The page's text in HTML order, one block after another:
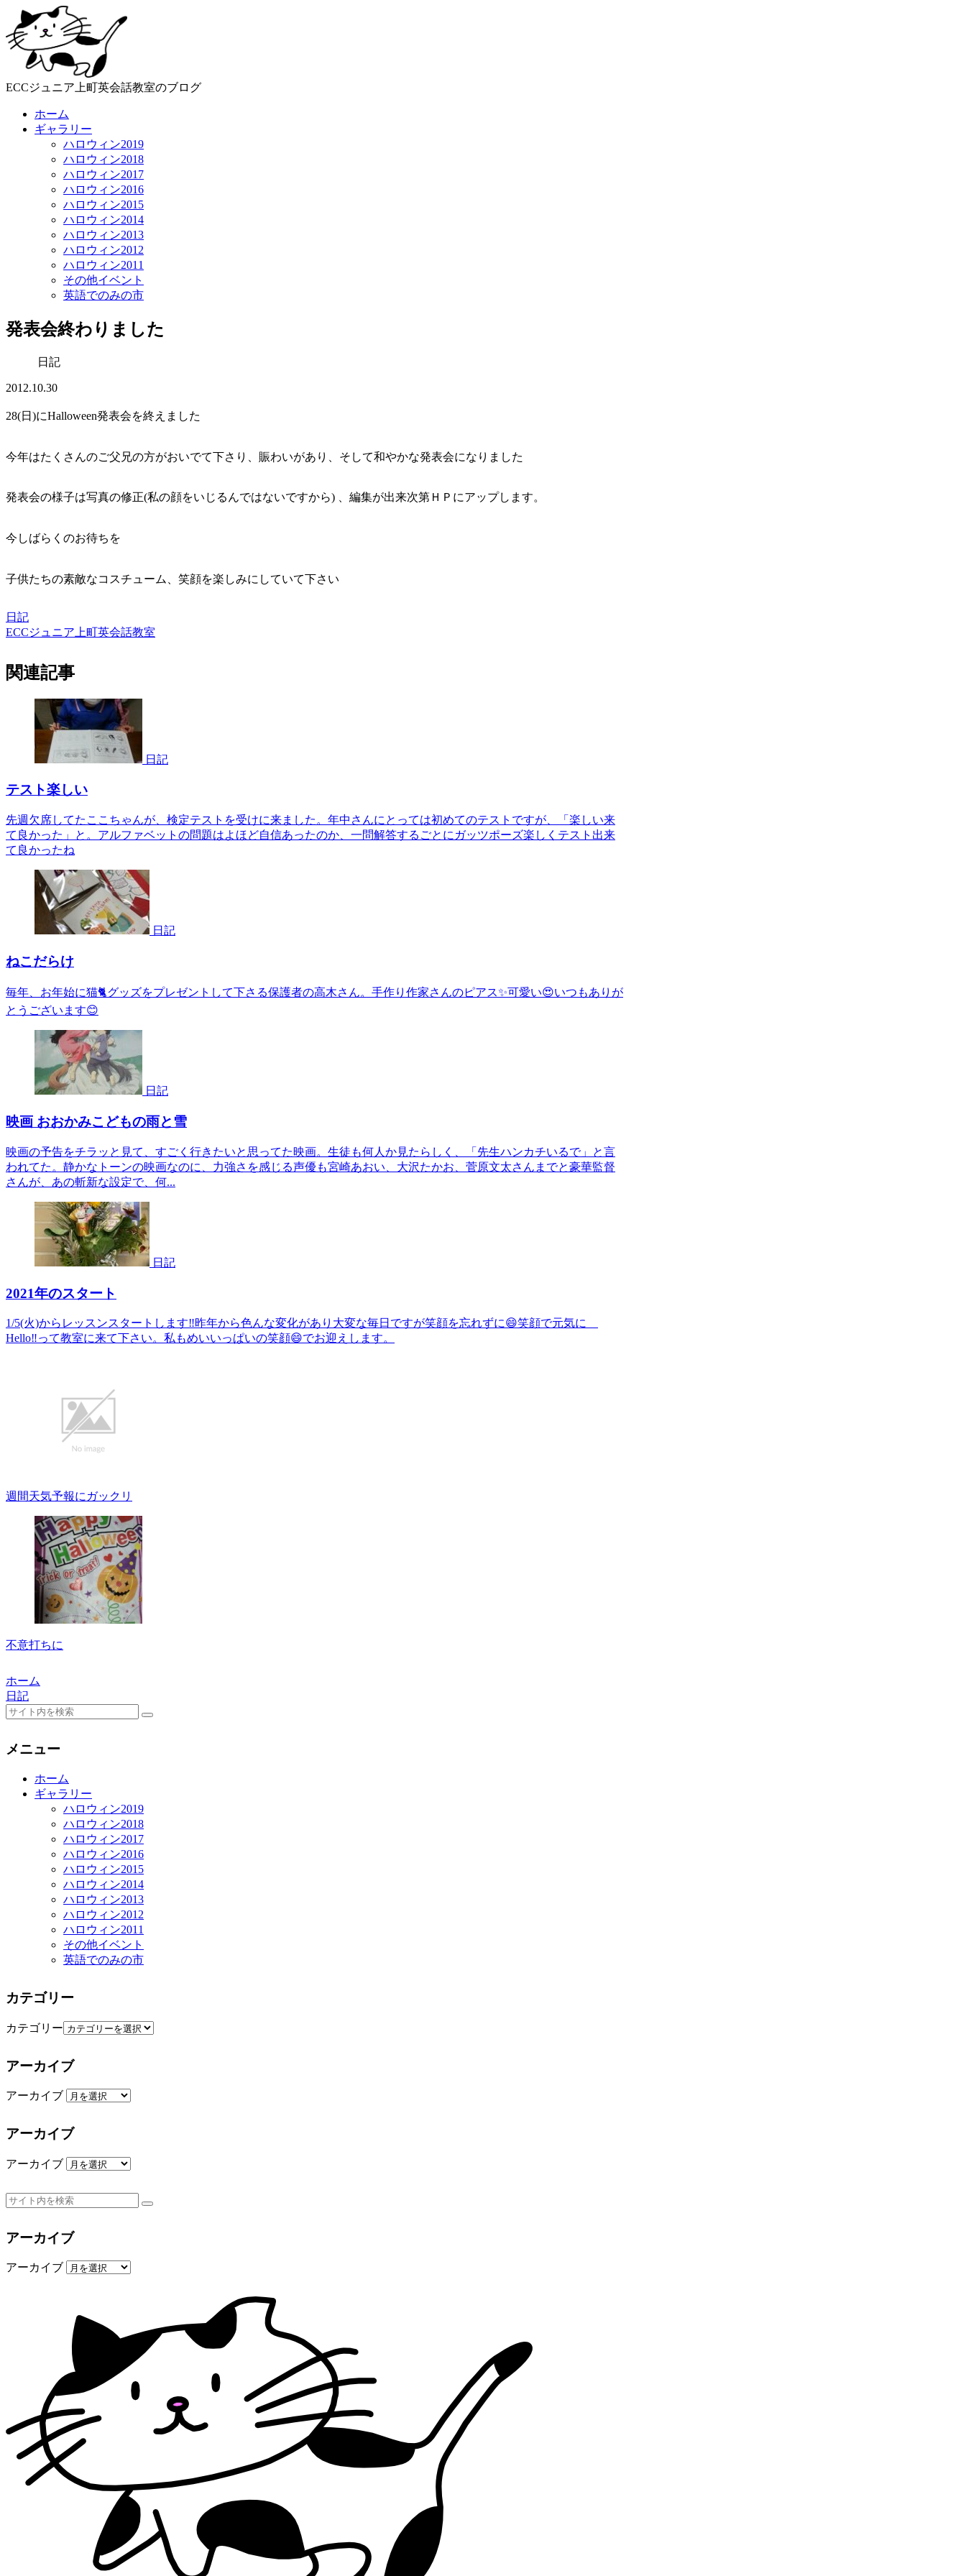
ECCジュニア上町英会話教室のブログ
ホーム
ギャラリー
ハロウィン2019
ハロウィン2018
ハロウィン2017
ハロウィン2016
ハロウィン2015
ハロウィン2014
ハロウィン2013
ハロウィン2012
ハロウィン2011
その他イベント
英語でのみの市
発表会終わりました
日記
2012.10.30
28(日)にHalloween発表会を終えました
今年はたくさんのご父兄の方がおいでて下さり、賑わいがあり、そして和やかな発表会になりました
発表会の様子は写真の修正(私の顔をいじるんではないですから) 、編集が出来次第ＨＰ にアップします。
今しばらくのお待ちを
子供たちの素敵なコスチューム、笑顔を楽しみにしていて下さい
日記
ECCジュニア上町英会話教室
関連記事
日記
テスト楽しい
先週欠席してたここちゃんが、検定テストを受けに来ました。年中さんにとっては初めてのテストですが、「楽しい来
て良かった」と。アルファベットの問題はよほど自信あったのか、一問解答するごとにガッツポーズ楽しくテスト出来
て良かったね
日記
ねこだらけ
毎年、お年始に猫🐈グッズをプレゼントして下さる保護者の高木さん。手作り作家さんのピアス✨可愛い😍いつもありが
とうございます😊
日記
映画 おおかみこどもの雨と雪
映画の予告をチラッと見て、すごく行きたいと思ってた映画。生徒も何人か見たらしく、「先生ハンカチいるで」と言
われてた。静かなトーンの映画なのに、力強さを感じる声優も宮崎あおい、大沢たかお、菅原文太さんまでと豪華監督
さんが、あの斬新な設定で、何...
日記
2021年のスタート
1/5(火)からレッスンスタートします‼️昨年から色んな変化があり大変な毎日ですが笑顔を忘れずに😄笑顔で元気に
Hello‼️って教室に来て下さい。私もめいいっぱいの笑顔😄でお迎えします。
週間天気予報にガックリ
不意打ちに
ホーム
日記
メニュー
ホーム
ギャラリー
ハロウィン2019
ハロウィン2018
ハロウィン2017
ハロウィン2016
ハロウィン2015
ハロウィン2014
ハロウィン2013
ハロウィン2012
ハロウィン2011
その他イベント
英語でのみの市
カテゴリー
カテゴリー
アーカイブ
アーカイブ
アーカイブ
アーカイブ
アーカイブ
アーカイブ